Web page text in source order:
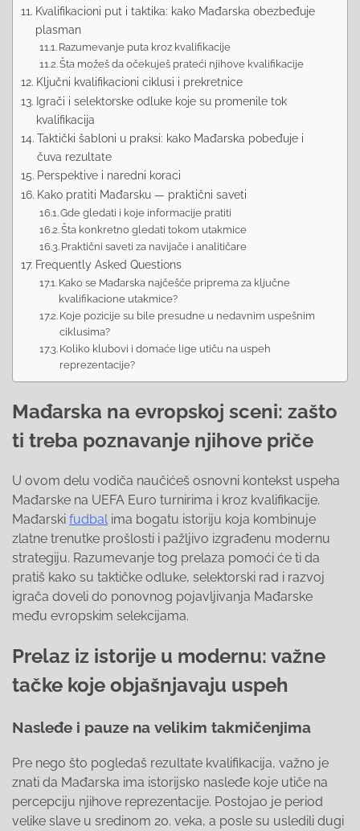
Kvalifikacioni put i taktika: kako Mađarska obezbeđuje
plasman
Razumevanje puta kroz kvalifikacije
Šta možeš da očekuješ prateći njihove kvalifikacije
Ključni kvalifikacioni ciklusi i prekretnice
Igrači i selektorske odluke koje su promenile tok
kvalifikacija
Taktički šabloni u praksi: kako Mađarska pobeđuje i
čuva rezultate
Perspektive i naredni koraci
Kako pratiti Mađarsku — praktični saveti
Gde gledati i koje informacije pratiti
Šta konkretno gledati tokom utakmice
Praktični saveti za navijače i analitičare
Frequently Asked Questions
Kako se Mađarska najčešće priprema za ključne
kvalifikacione utakmice?
Koje pozicije su bile presudne u nedavnim uspešnim
ciklusima?
Koliko klubovi i domaće lige utiču na uspeh
reprezentacije?
Mađarska na evropskoj sceni: zašto
ti treba poznavanje njihove priče
U ovom delu vodiča naučićeš osnovni kontekst uspeha
Mađarske na UEFA Euro turnirima i kroz kvalifikacije.
Mađarski fudbalima bogatu istoriju koja kombinuje
zlatne trenutke prošlosti i pažljivo izgrađenu modernu
strategiju. Razumevanje tog prelaza pomoći će ti da
pratiš kako su taktičke odluke, selektorski rad i razvoj
igrača doveli do ponovnog pojavljivanja Mađarske
među evropskim selekcijama.
Prelaz iz istorije u modernu: važne
tačke koje objašnjavaju uspeh
Nasleđe i pauze na velikim takmičenjima
Pre nego što pogledaš rezultate kvalifikacija, važno je
znati da Mađarska ima istorijsko nasleđe koje utiče na
percepciju njihove reprezentacije. Postojao je period
velike slave u sredinom 20. veka, a posle su usledili dugi